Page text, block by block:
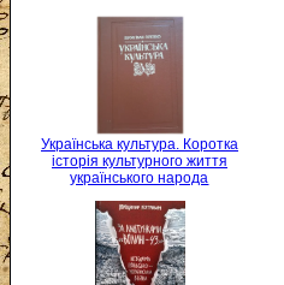
Українська культура. Коротка
історія культурного життя
українського народа